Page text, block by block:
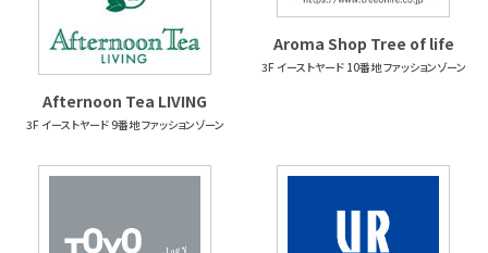
Afternoon Tea LIVING
3F イーストヤード 9番地 ファッションゾーン
Aroma Shop Tree of life
3F イーストヤード 10番地 ファッションゾーン